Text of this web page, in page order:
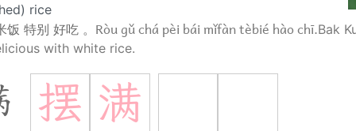
rice
特别 好吃 。 Ròu gǔ chá pèi bái mǐfàn tèbié hào chī.Bak
with white rice.
摆 满